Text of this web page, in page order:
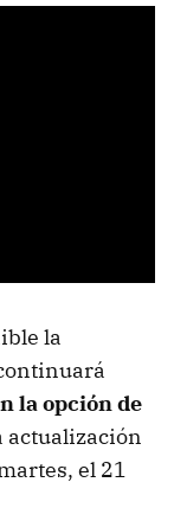
la
la opción de
actualización
el 21